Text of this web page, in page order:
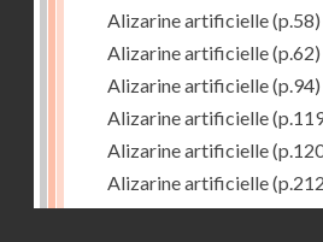
Alizarine artificielle(p.58)
Alizarine artificielle(p.62)
Alizarine artificielle(p.94)
Alizarine artificielle
Alizarine artificielle
Alizarine artificielle
Alizarine artificielle